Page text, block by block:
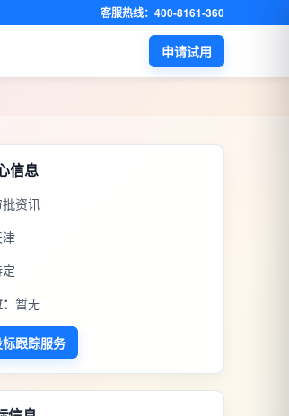
客服热线：400-8161-360
申请试用
信息
批资讯
津
暂无
跟踪服务